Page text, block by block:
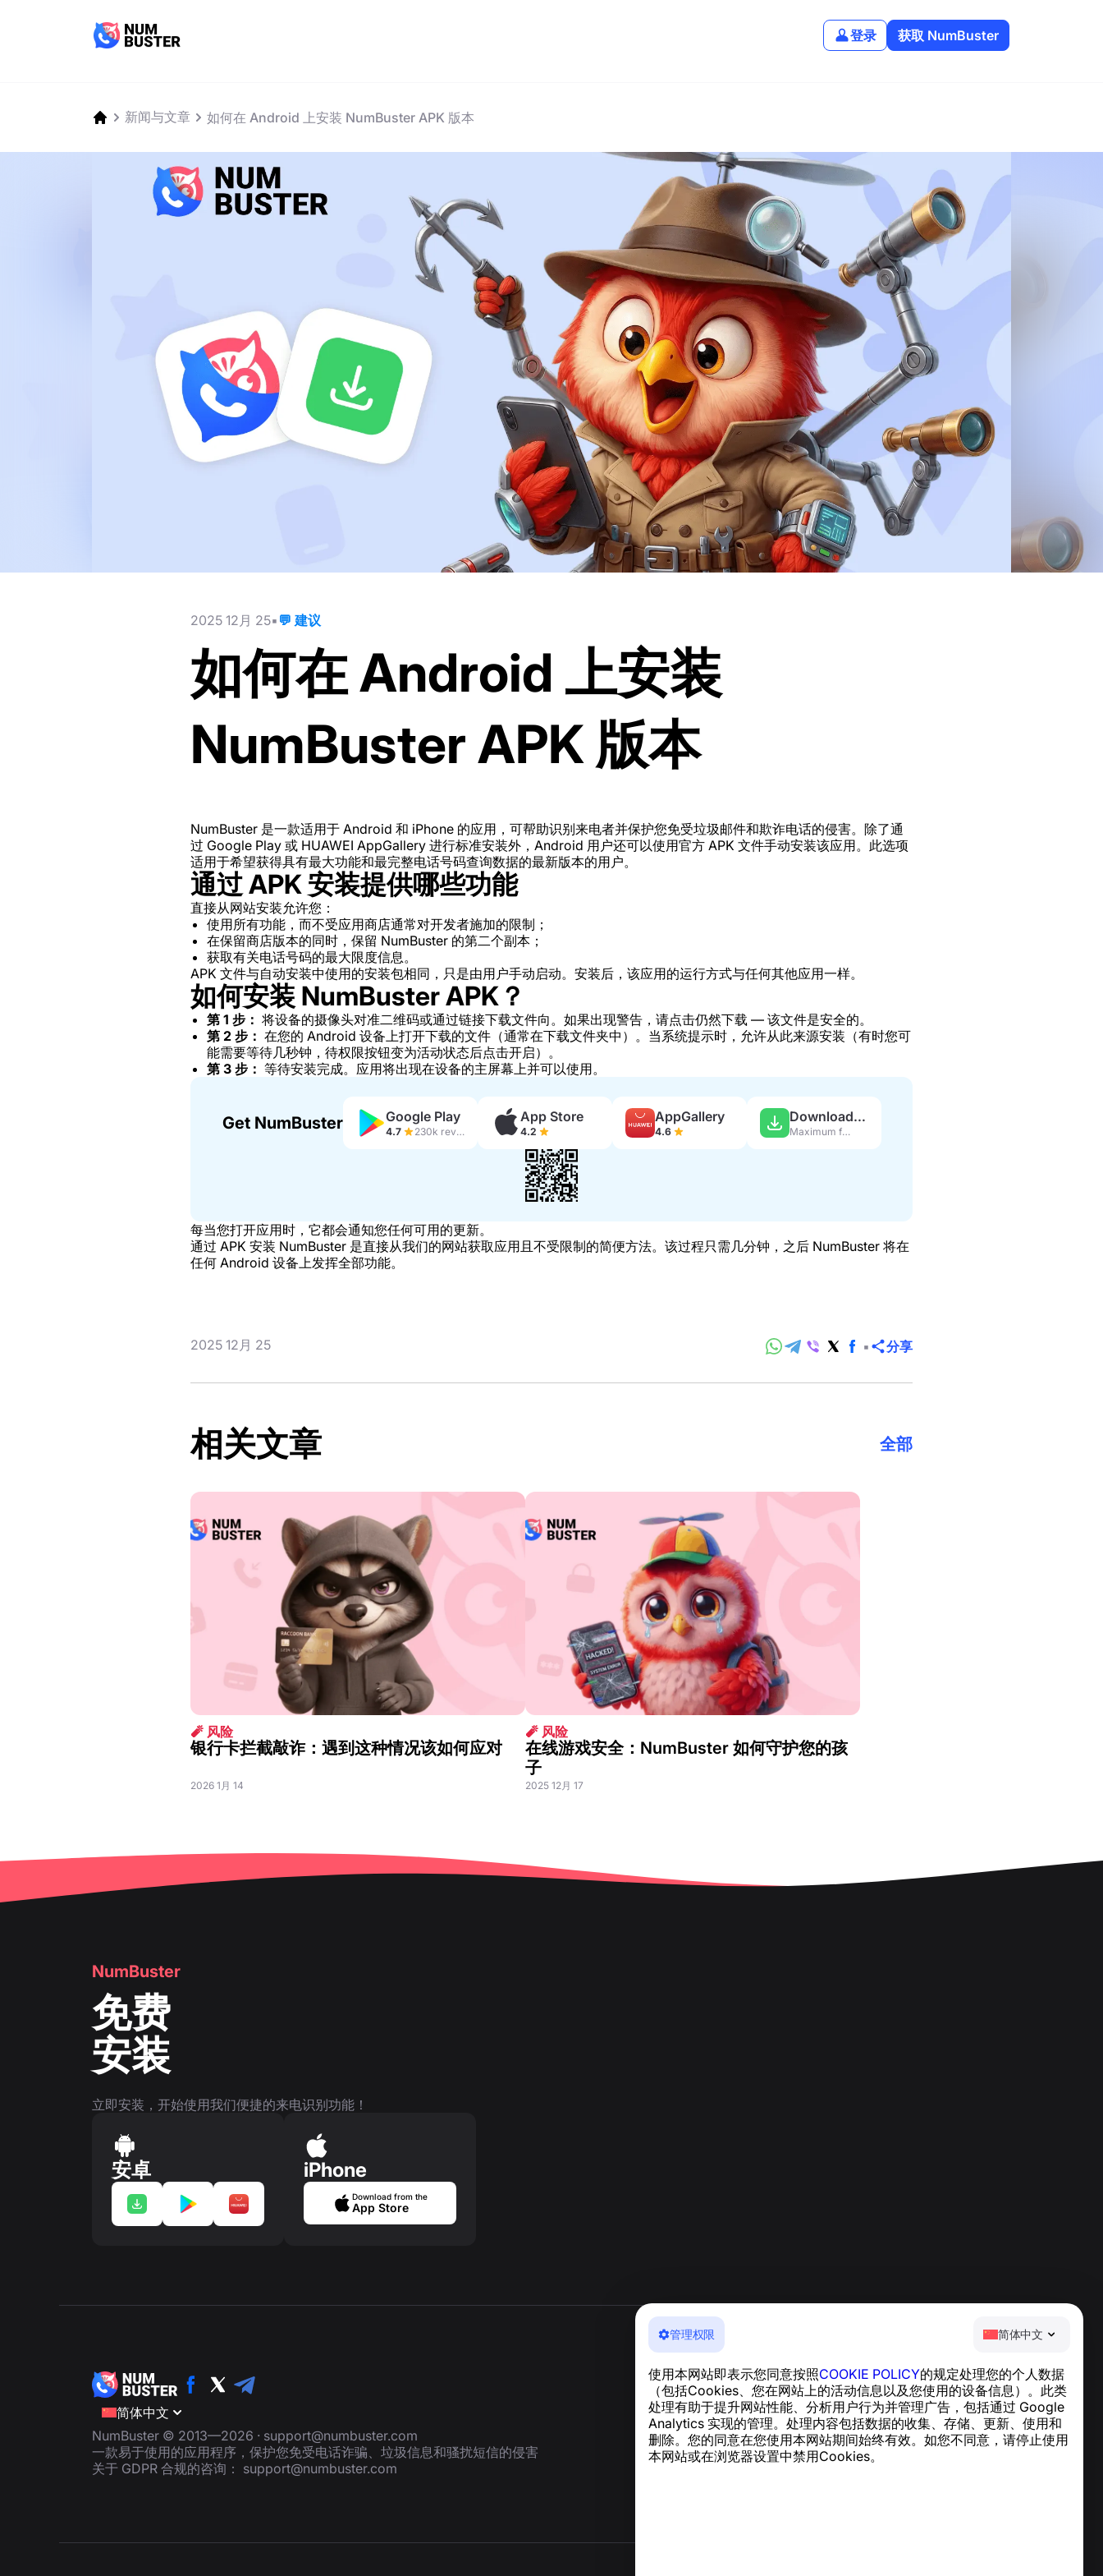
登录 获取 NumBuster
管理权限 简体中文
使用本网站即表示您同意按照COOKIE POLICY的规定处理您的个人数据
（包括Cookies、您在网站上的活动信息以及您使用的设备信息）。此类
处理有助于提升网站性能、分析用户行为并管理广告，包括通过 Google
Analytics 实现的管理。处理内容包括数据的收集、存储、更新、使用和
删除。您的同意在您使用本网站期间始终有效。如您不同意，请停止使用
本网站或在浏览器设置中禁用Cookies。
新闻与文章 如何在 Android 上安装 NumBuster APK 版本
2025 12月 25 💬 建议
如何在 Android 上安装
NumBuster APK 版本
NumBuster 是一款适用于 Android 和 iPhone 的应用，可帮助识别来电者并保护您免受垃圾邮件和欺诈电话的侵害。除了通
过 Google Play 或 HUAWEI AppGallery 进行标准安装外，Android 用户还可以使用官方 APK 文件手动安装该应用。此选项
适用于希望获得具有最大功能和最完整电话号码查询数据的最新版本的用户。
通过 APK 安装提供哪些功能
直接从网站安装允许您：
使用所有功能，而不受应用商店通常对开发者施加的限制；
在保留商店版本的同时，保留 NumBuster 的第二个副本；
获取有关电话号码的最大限度信息。
APK 文件与自动安装中使用的安装包相同，只是由用户手动启动。安装后，该应用的运行方式与任何其他应用一样。
如何安装 NumBuster APK？
第 1 步： 将设备的摄像头对准二维码或通过链接下载文件向。如果出现警告，请点击仍然下载 — 该文件是安全的。
第 2 步： 在您的 Android 设备上打开下载的文件（通常在下载文件夹中）。当系统提示时，允许从此来源安装（有时您可
能需要等待几秒钟，待权限按钮变为活动状态后点击开启）。
第 3 步： 等待安装完成。应用将出现在设备的主屏幕上并可以使用。
Get NumBuster Google Play
4.7 230k reviews
App Store
4.2
AppGallery
4.6
Download APK
Maximum features
每当您打开应用时，它都会通知您任何可用的更新。
通过 APK 安装 NumBuster 是直接从我们的网站获取应用且不受限制的简便方法。该过程只需几分钟，之后 NumBuster 将在
任何 Android 设备上发挥全部功能。
2025 12月 25 分享
相关文章 全部
🧨 风险
银行卡拦截敲诈：遇到这种情况该如何应对
2026 1月 14
🧨 风险
在线游戏安全：NumBuster 如何守护您的孩
子
2025 12月 17
NumBuster
免费
安装
立即安装，开始使用我们便捷的来电识别功能！
安卓 iPhone
Download from the
App Store
简体中文
NumBuster © 2013—2026 · support@numbuster.com
一款易于使用的应用程序，保护您免受电话诈骗、垃圾信息和骚扰短信的侵害
关于 GDPR 合规的咨询： support@numbuster.com
帮助中心
新闻与文章
关于项目
联系方式